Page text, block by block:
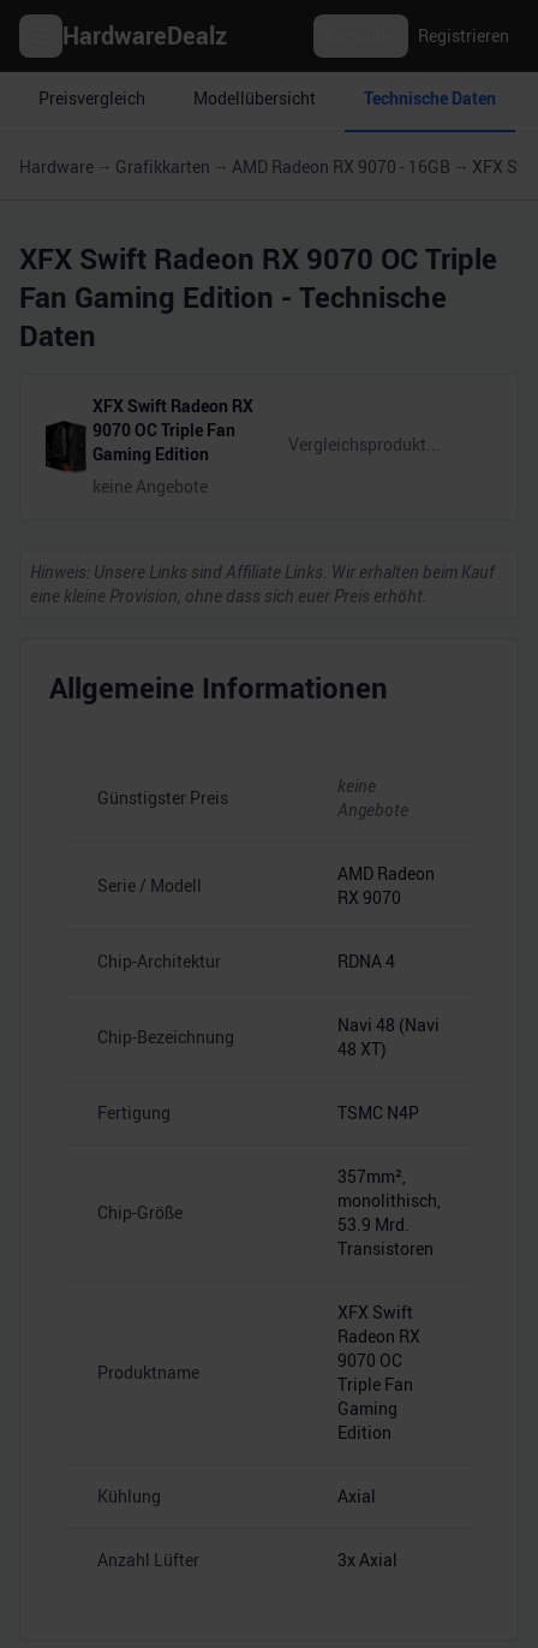
HardwareDealz Registrieren
Preisvergleich Modellübersicht Technische Daten
Hardware Grafikkarten AMD Radeon RX 9070 - 16GB XFX
XFX Swift Radeon RX 9070 OC Triple
Fan Gaming Edition - Technische
Daten
XFX Swift Radeon RX
9070 OC Triple Fan
Gaming Edition
keine Angebote
Hinweis: Unsere Links sind Affiliate Links. Wir erhalten beim Kauf
eine kleine Provision, ohne dass sich euer Preis erhöht.
Allgemeine Informationen
Günstigster Preis
keine
Angebote
Serie / Modell
AMD Radeon
RX 9070
Chip-Architektur RDNA 4
Chip-Bezeichnung
Navi 48 (Navi
48 XT)
Fertigung TSMC N4P
Chip-Größe
357mm²,
monolithisch,
53.9 Mrd.
Transistoren
Produktname
XFX Swift
Radeon RX
9070 OC
Triple Fan
Gaming
Edition
Kühlung Axial
Anzahl Lüfter 3x Axial